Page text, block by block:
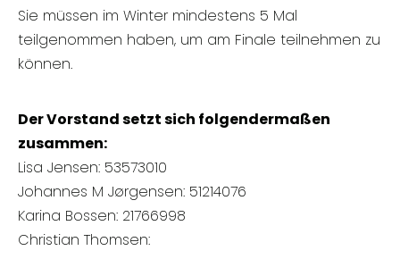
Sie müssen im Winter mindestens 5 Mal
teilgenommen haben, um am Finale teilnehmen zu
können.
Der Vorstand setzt sich folgendermaßen
zusammen:
Lisa Jensen: 53573010
Johannes M Jørgensen: 51214076
Karina Bossen: 21766998
Christian Thomsen: